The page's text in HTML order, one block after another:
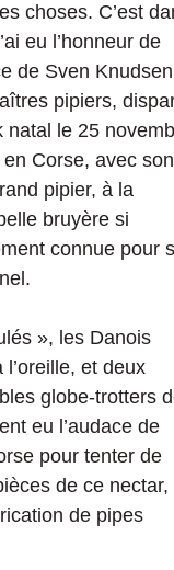
choses. C’est
eu l’honneur de
de Sven
pipiers,
natal le 25
Corse, avec son
pipier, à la
bruyère si
connue pour
», les Danois
et deux
globe-trotters
eu l’audace de
pour tenter de
de ce nectar,
de pipes